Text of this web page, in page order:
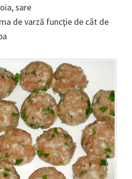
sare
de varză funcţie de cât de